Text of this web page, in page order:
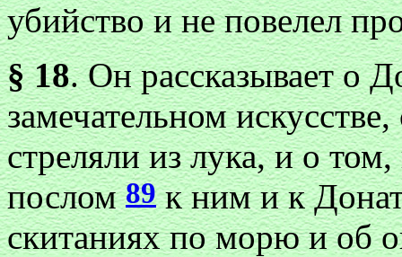
убийство и не повелел
§ 18. Он рассказывает о
замечательном
стреляли из лука, и о
послом89к ним и к
скитаниях по морю и об